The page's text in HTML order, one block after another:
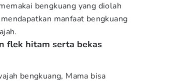
bengkuang yang diolah
manfaat bengkuang
flek hitam serta bekas
bengkuang, Mama bisa